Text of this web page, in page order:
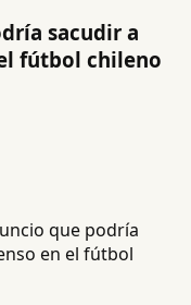
sacudir a
fútbol chileno